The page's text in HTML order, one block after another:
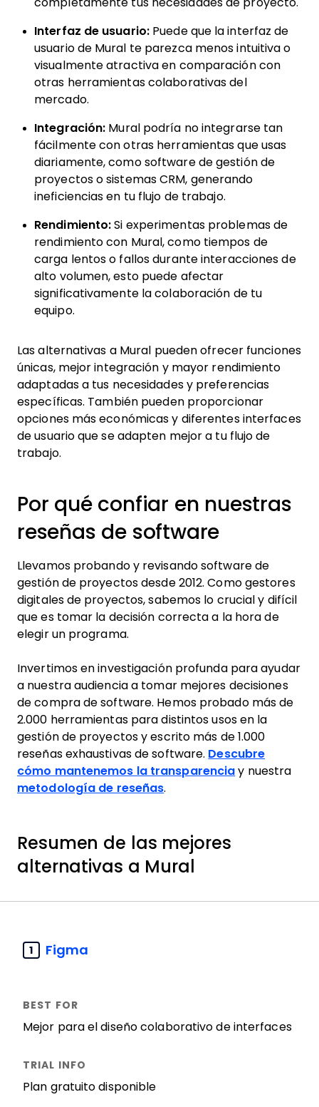
completamente tus necesidades de proyecto.
Interfaz de usuario: Puede que la interfaz de
usuario de Mural te parezca menos intuitiva o
visualmente atractiva en comparación con
otras herramientas colaborativas del
mercado.
Integración: Mural podría no integrarse tan
fácilmente con otras herramientas que usas
diariamente, como software de gestión de
proyectos o sistemas CRM, generando
ineficiencias en tu flujo de trabajo.
Rendimiento: Si experimentas problemas de
rendimiento con Mural, como tiempos de
carga lentos o fallos durante interacciones de
alto volumen, esto puede afectar
significativamente la colaboración de tu
equipo.
Las alternativas a Mural pueden ofrecer funciones
únicas, mejor integración y mayor rendimiento
adaptadas a tus necesidades y preferencias
específicas. También pueden proporcionar
opciones más económicas y diferentes interfaces
de usuario que se adapten mejor a tu flujo de
trabajo.
Por qué confiar en nuestras
reseñas de software
Llevamos probando y revisando software de
gestión de proyectos desde 2012. Como gestores
digitales de proyectos, sabemos lo crucial y difícil
que es tomar la decisión correcta a la hora de
elegir un programa.
Invertimos en investigación profunda para ayudar
a nuestra audiencia a tomar mejores decisiones
de compra de software. Hemos probado más de
2.000 herramientas para distintos usos en la
gestión de proyectos y escrito más de 1.000
reseñas exhaustivas de software. Descubre
cómo mantenemos la transparencia y nuestra
metodología de reseñas.
Resumen de las mejores
alternativas a Mural
1 Figma
Mejor para el diseño colaborativo de interfaces
Plan gratuito disponible